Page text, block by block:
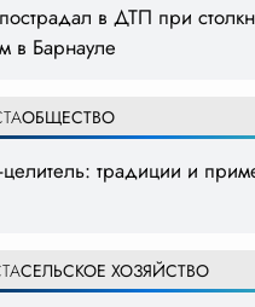
в ДТП при
в Барнауле
ОБЩЕСТВО
традиции и
СЕЛЬСКОЕ ХОЗЯЙСТВО